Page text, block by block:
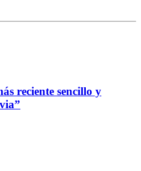
reciente sencillo y